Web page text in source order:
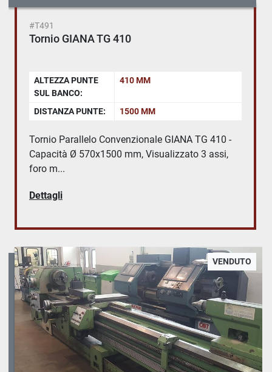
#T491
Tornio GIANA TG 410
ALTEZZA PUNTE
SUL BANCO:
410 MM
DISTANZA PUNTE: 1500 MM
Tornio Parallelo Convenzionale GIANA TG 410 -
Capacità Ø 570x1500 mm, Visualizzato 3 assi,
foro m...
Dettagli
VENDUTO